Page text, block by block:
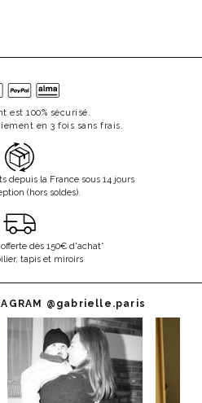
est 100% sécurisé.
en 3 fois sans frais.
depuis la France sous 14 jours
(hors soldes).
dès 150€ d'achat*
tapis et miroirs
@gabrielle.paris